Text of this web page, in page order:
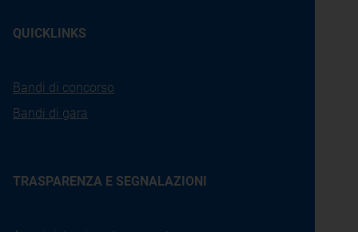
QUICKLINKS
Bandi di concorso
Bandi di gara
TRASPARENZA E SEGNALAZIONI